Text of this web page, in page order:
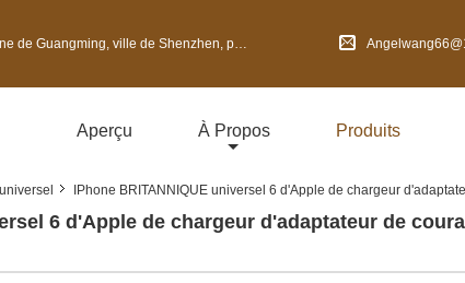
ville de Shenzhen, province du Guangdong, Chine
Aperçu À Propos Produits
IPhone BRITANNIQUE universel 6 d'Apple de chargeur
6 d'Apple de chargeur d'adaptateur de